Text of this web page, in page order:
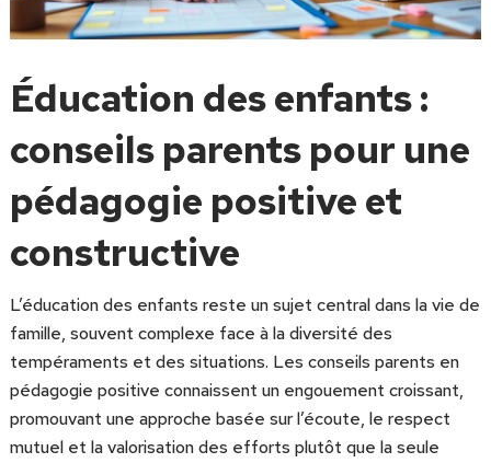
Éducation des enfants :
conseils parents pour une
pédagogie positive et
constructive
L’éducation des enfants reste un sujet central dans la vie de
famille, souvent complexe face à la diversité des
tempéraments et des situations. Les conseils parents en
pédagogie positive connaissent un engouement croissant,
promouvant une approche basée sur l’écoute, le respect
mutuel et la valorisation des efforts plutôt que la seule